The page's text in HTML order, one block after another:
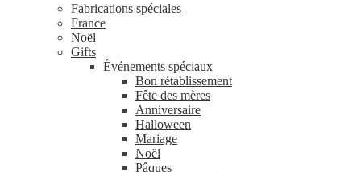
Fabrications spéciales
France
Noël
Gifts
Événements spéciaux
Bon rétablissement
Fête des mères
Anniversaire
Halloween
Mariage
Noël
Pâques